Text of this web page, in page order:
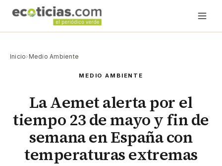
Inicio› Medio Ambiente
MEDIO AMBIENTE
La Aemet alerta por el
tiempo 23 de mayo y fin de
semana en España con
temperaturas extremas